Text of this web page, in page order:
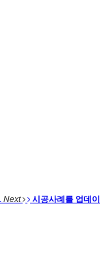
Next
시공사례를 업데이